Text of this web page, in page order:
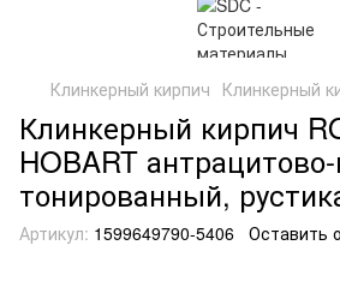
Клинкерный кирпич Клинкерный
Клинкерный кирпич
HOBART
тонированный,
Артикул: 1599649790-5406 Оставить